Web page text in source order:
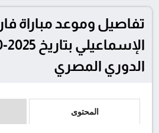
تفاصيل وموعد مباراة
الدوري المصري
المحتوى